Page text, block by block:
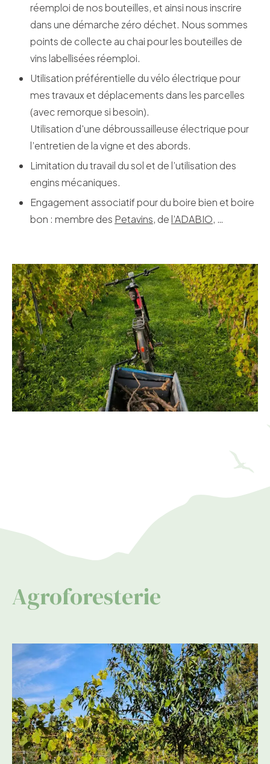
réemploi de nos bouteilles, et ainsi nous inscrire
dans une démarche zéro déchet. Nous sommes
points de collecte au chai pour les bouteilles de
vins labellisées réemploi.
Utilisation préférentielle du vélo électrique pour
mes travaux et déplacements dans les parcelles
(avec remorque si besoin).
Utilisation d'une débroussailleuse électrique pour
l’entretien de la vigne et des abords.
Limitation du travail du sol et de l’utilisation des
engins mécaniques.
Engagement associatif pour du boire bien et boire
bon : membre des Petavins, de l’ADABIO, …
Agroforesterie